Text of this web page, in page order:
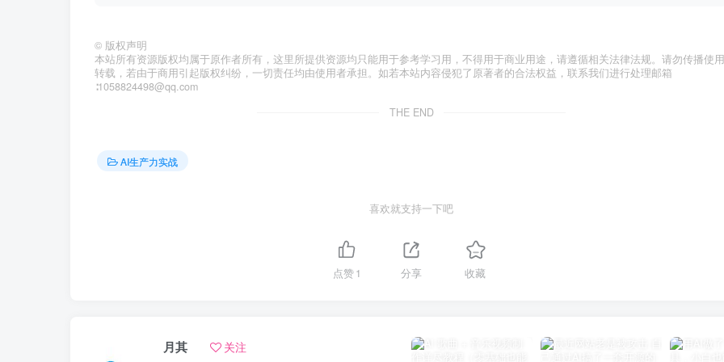
© 版权声明
本站所有资源版权均属于原作者所有，这里所提供资源均只能用于参考学习用，不得用于商业用途，请遵循相关法律法规。请勿传播使用
转载，若由于商用引起版权纠纷，一切责任均由使用者承担。如若本站内容侵犯了原著者的合法权益，联系我们进行处理邮箱
∶1058824498@qq.com
THE END
AI生产力实战
喜欢就支持一下吧
点赞1 分享 收藏
月其 关注